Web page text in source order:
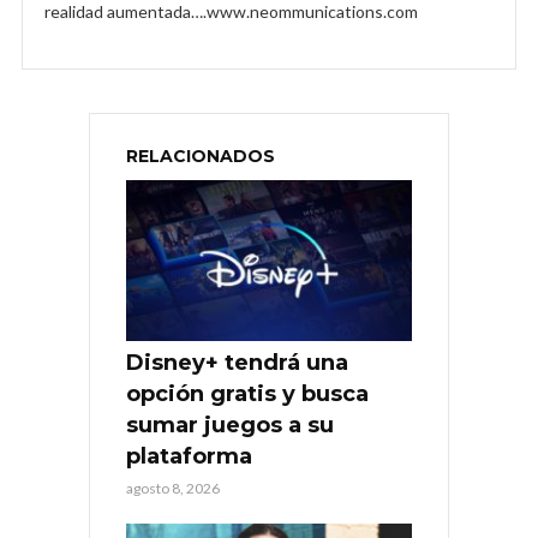
realidad aumentada….www.neommunications.com
RELACIONADOS
Disney+ tendrá una
opción gratis y busca
sumar juegos a su
plataforma
agosto 8, 2026